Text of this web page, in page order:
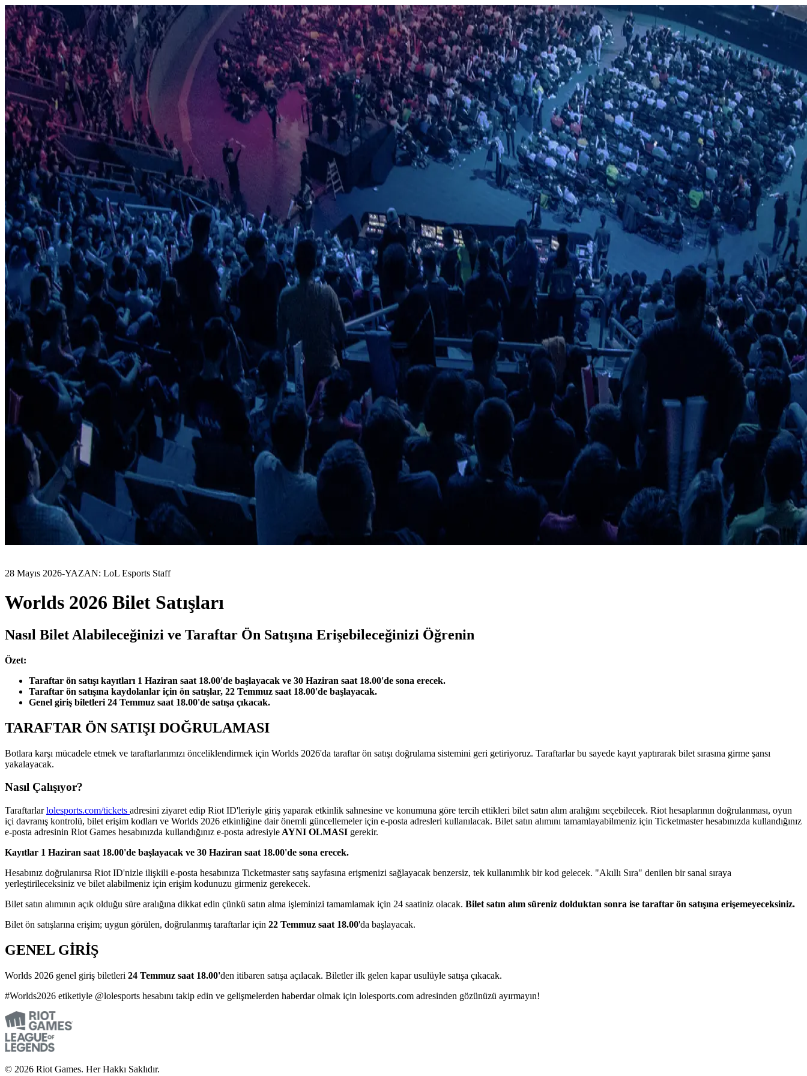
28 Mayıs 2026-YAZAN: LoL Esports Staff
Worlds 2026 Bilet Satışları
Nasıl Bilet Alabileceğinizi ve Taraftar Ön Satışına Erişebileceğinizi Öğrenin
Özet:
Taraftar ön satışı kayıtları 1 Haziran saat 18.00'de başlayacak ve 30 Haziran saat 18.00'de sona erecek.
Taraftar ön satışına kaydolanlar için ön satışlar, 22 Temmuz saat 18.00'de başlayacak.
Genel giriş biletleri 24 Temmuz saat 18.00'de satışa çıkacak.
TARAFTAR ÖN SATIŞI DOĞRULAMASI
Botlara karşı mücadele etmek ve taraftarlarımızı önceliklendirmek için Worlds 2026'da taraftar ön satışı doğrulama sistemini geri getiriyoruz. Taraftarlar bu sayede kayıt yaptırarak bilet sırasına girme şansı
yakalayacak.
Nasıl Çalışıyor?
Taraftarlarlolesports.com/tickets adresini ziyaret edip Riot ID'leriyle giriş yaparak etkinlik sahnesine ve konumuna göre tercih ettikleri bilet satın alım aralığını seçebilecek. Riot hesaplarının doğrulanması, oyun
içi davranış kontrolü, bilet erişim kodları ve Worlds 2026 etkinliğine dair önemli güncellemeler için e-posta adresleri kullanılacak. Bilet satın alımını tamamlayabilmeniz için Ticketmaster hesabınızda kullandığınız
e-posta adresinin Riot Games hesabınızda kullandığınız e-posta adresiyle AYNI OLMASI gerekir.
Kayıtlar 1 Haziran saat 18.00'de başlayacak ve 30 Haziran saat 18.00'de sona erecek.
Hesabınız doğrulanırsa Riot ID'nizle ilişkili e-posta hesabınıza Ticketmaster satış sayfasına erişmenizi sağlayacak benzersiz, tek kullanımlık bir kod gelecek. "Akıllı Sıra" denilen bir sanal sıraya
yerleştirileceksiniz ve bilet alabilmeniz için erişim kodunuzu girmeniz gerekecek.
Bilet satın alımının açık olduğu süre aralığına dikkat edin çünkü satın alma işleminizi tamamlamak için 24 saatiniz olacak. Bilet satın alım süreniz dolduktan sonra ise taraftar ön satışına erişemeyeceksiniz.
Bilet ön satışlarına erişim; uygun görülen, doğrulanmış taraftarlar için 22 Temmuz saat 18.00'da başlayacak.
GENEL GİRİŞ
Worlds 2026 genel giriş biletleri 24 Temmuz saat 18.00'den itibaren satışa açılacak. Biletler ilk gelen kapar usulüyle satışa çıkacak.
#Worlds2026 etiketiyle @lolesports hesabını takip edin ve gelişmelerden haberdar olmak için lolesports.com adresinden gözünüzü ayırmayın!
© 2026 Riot Games. Her Hakkı Saklıdır.